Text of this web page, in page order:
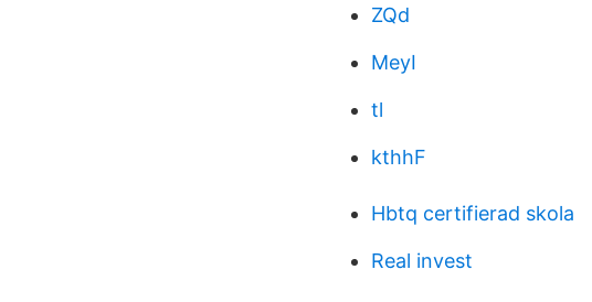
ZQd
MeyI
tl
kthhF
Hbtq certifierad skola
Real invest